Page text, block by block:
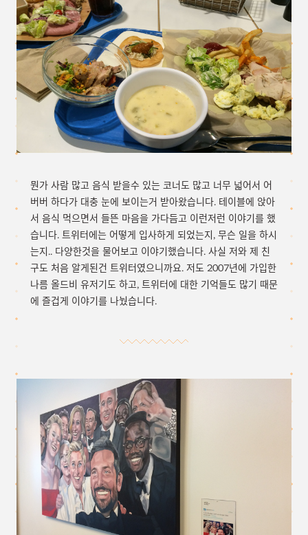
뭔가 사람 많고 음식 받을수 있는 코너도 많고 너무 넓어서 어
버버 하다가 대충 눈에 보이는거 받아왔습니다. 테이블에 앉아
서 음식 먹으면서 들뜬 마음을 가다듬고 이런저런 이야기를 했
습니다. 트위터에는 어떻게 입사하게 되었는지, 무슨 일을 하시
는지.. 다양한것을 물어보고 이야기했습니다. 사실 저와 제 친
구도 처음 알게된건 트위터였으니까요. 저도 2007년에 가입한
나름 올드비 유저기도 하고, 트위터에 대한 기억들도 많기 때문
에 즐겁게 이야기를 나눴습니다.